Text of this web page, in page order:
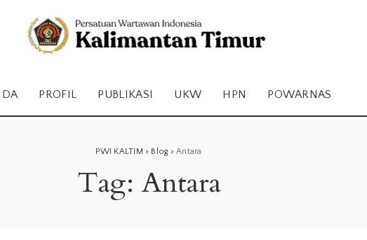
PROFIL PUBLIKASI UKW HPN POWARNAS
PWI KALTIM > Blog >Antara
Tag: Antara